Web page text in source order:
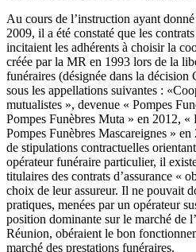
Au cours de l’instruction ayant
2009, il a été constaté que les
incitaient les adhérents à choisir la
créée par la MR en 1993 lors de la
funéraires (désignée dans la décision
sous les appellations suivantes :
mutualistes », devenue « Pompes
Pompes Funèbres Muta » en 2012, «
Pompes Funèbres Mascareignes »
de stipulations contractuelles
opérateur funéraire particulier, il
titulaires des contrats d’assurance «
choix de leur assureur. Il ne pouvait
pratiques, menées par un opérateur
position dominante sur le marché de
Réunion, obéraient le bon
marché des prestations funéraires.